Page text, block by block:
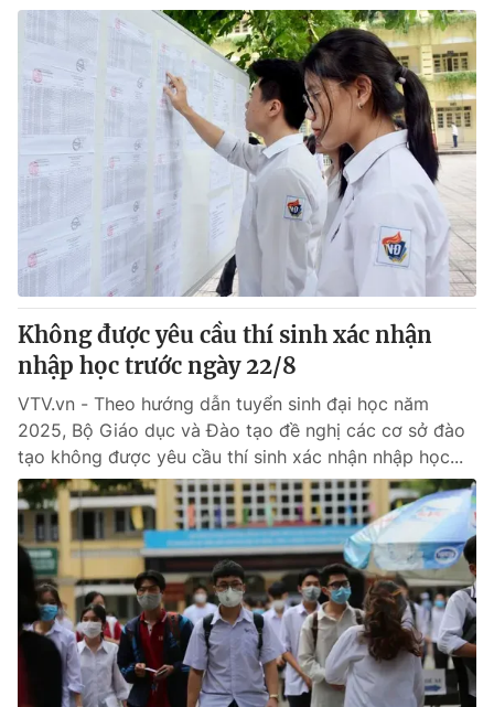
Shorts video
VTV Money VTV Thể thao
VTV Sức khoẻ Bất động sản
Thị trường 24h Tấm lòng Việt
VTV4 Vươn mình bằng AI
VTV9 VTV8
Liên hệ tòa soạn English
THỜI BÁO VTV
Theo dõi báo trên
Cơ quan chủ quản:
Đài Truyền hình Việt Nam
Cơ quan báo chí:
Thời báo VTV
Không được yêu cầu thí sinh xác nhận
nhập học trước ngày 22/8
VTV.vn - Theo hướng dẫn tuyển sinh đại học năm
2025, Bộ Giáo dục và Đào tạo đề nghị các cơ sở đào
tạo không được yêu cầu thí sinh xác nhận nhập học...